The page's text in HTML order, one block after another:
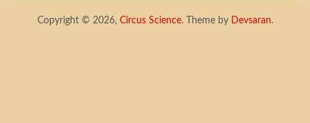
Copyright © 2026, Circus Science. Theme by Devsaran.